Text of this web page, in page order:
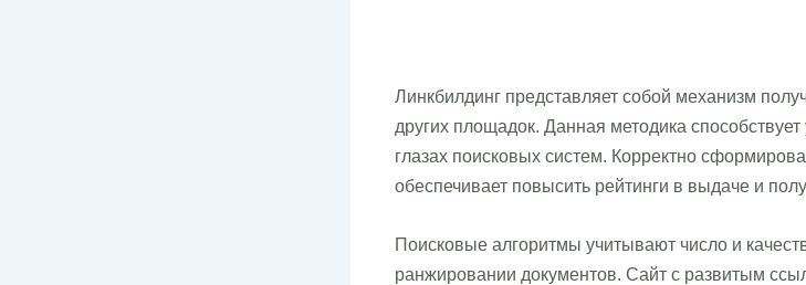
Линкбилдинг представляет собой механизм
других площадок. Данная методика
глазах поисковых систем. Корректно
обеспечивает повысить рейтинги в выдаче и
Поисковые алгоритмы учитывают число и
ранжировании документов. Сайт с развитым